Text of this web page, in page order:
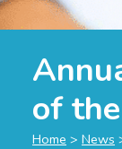
of
Home > News